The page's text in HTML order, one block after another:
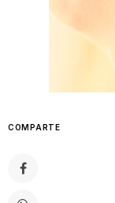
COMPARTE